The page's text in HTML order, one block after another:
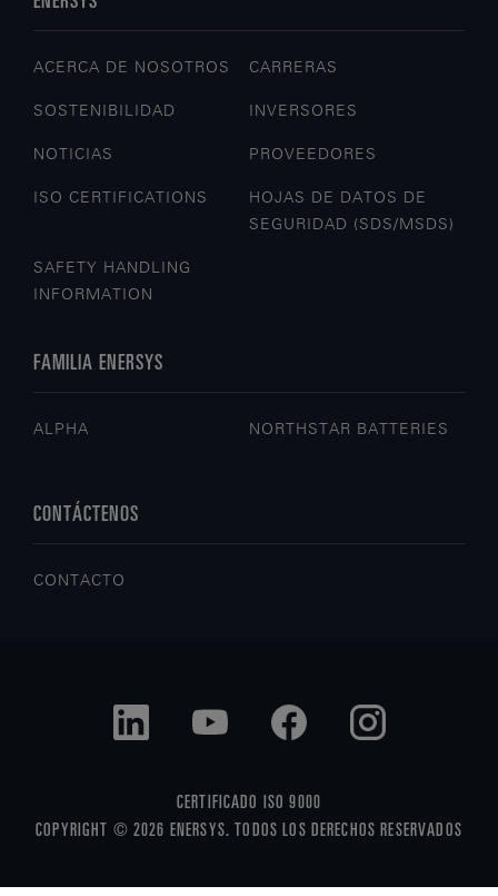
ACERCA DE NOSOTROS CARRERAS
SOSTENIBILIDAD INVERSORES
NOTICIAS PROVEEDORES
ISO CERTIFICATIONS
HOJAS DE DATOS DE
SEGURIDAD (SDS/MSDS)
SAFETY HANDLING
INFORMATION
FAMILIA ENERSYS
ALPHA NORTHSTAR BATTERIES
CONTÁCTENOS
CONTACTO
CERTIFICADO ISO 9000
COPYRIGHT © 2026 ENERSYS. TODOS LOS DERECHOS RESERVADOS